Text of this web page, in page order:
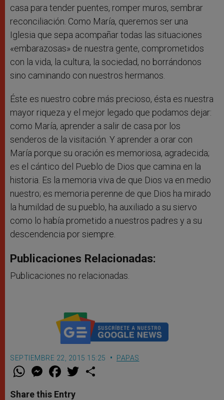
casa para tender puentes, romper muros, sembrar
reconciliación. Como María, queremos ser una
Iglesia que sepa acompañar todas las situaciones
«embarazosas» de nuestra gente, comprometidos
con la vida, la cultura, la sociedad, no borrándonos
sino caminando con nuestros hermanos.
Éste es nuestro cobre más precioso, ésta es nuestra
mayor riqueza y el mejor legado que podamos dejar:
como María, aprender a salir de casa por los
senderos de la visitación. Y aprender a orar con
María porque su oración es memoriosa, agradecida;
es el cántico del Pueblo de Dios que camina en la
historia. Es la memoria viva de que Dios va en medio
nuestro; es memoria perenne de que Dios ha mirado
la humildad de su pueblo, ha auxiliado a su siervo
como lo había prometido a nuestros padres y a su
descendencia por siempre.
Publicaciones Relacionadas:
Publicaciones no relacionadas.
SEPTIEMBRE 22, 2015 15:25 PAPAS
W
t
M
e
s
F
a
e
w
Share this Entry